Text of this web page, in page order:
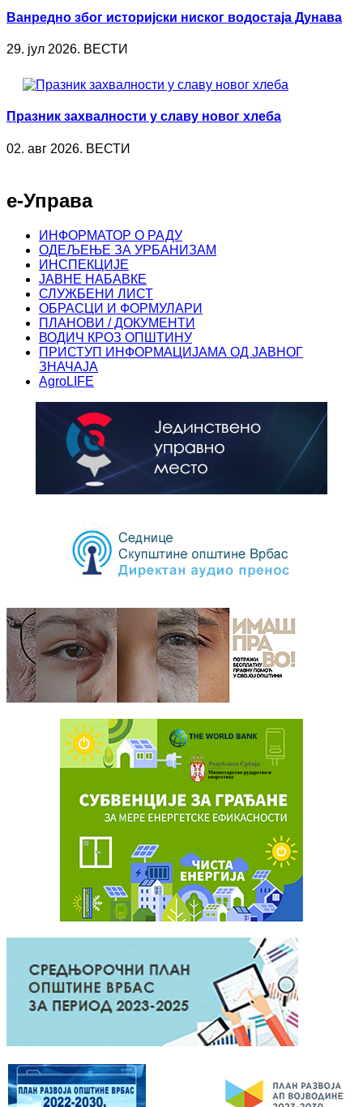
Ванредно због историјски ниског водостаја Дунава
29. јул 2026. ВЕСТИ
Празник захвалности у славу новог хлеба
02. авг 2026. ВЕСТИ
е-Управа
ИНФОРМАТОР О РАДУ
ОДЕЉЕЊЕ ЗА УРБАНИЗАМ
ИНСПЕКЦИЈЕ
ЈАВНЕ НАБАВКЕ
СЛУЖБЕНИ ЛИСТ
ОБРАСЦИ И ФОРМУЛАРИ
ПЛАНОВИ / ДОКУМЕНТИ
ВОДИЧ КРОЗ ОПШТИНУ
ПРИСТУП ИНФОРМАЦИЈАМА ОД ЈАВНОГ
ЗНАЧАЈА
AgroLIFE